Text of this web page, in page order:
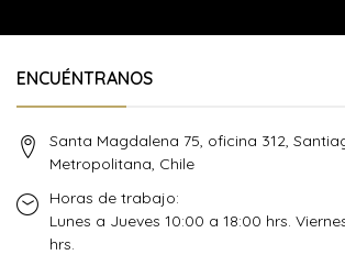
ENCUÉNTRANOS
Santa Magdalena 75, oficina 312,
Metropolitana, Chile
Horas de trabajo:
Lunes a Jueves 10:00 a 18:00 hrs.
hrs.